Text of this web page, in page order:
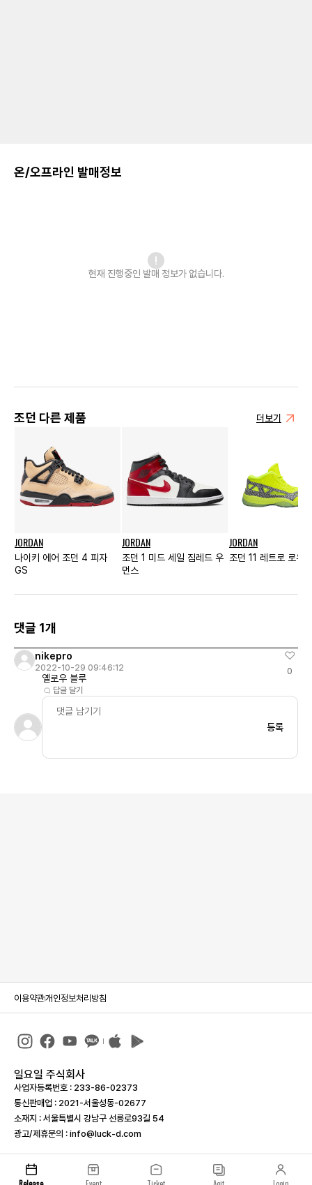
온/오프라인 발매정보
현재 진행중인 발매 정보가 없습니다.
조던 다른 제품 더보기
JORDAN
나이키 에어 조던 4 피자
GS
JORDAN
조던 1 미드 세일 짐레드 우
먼스
JORDAN
조던 11 레트로 로우
댓글 1개
nikepro
2022-10-29 09:46:12
옐로우 블루
답글 달기
0
등록
이용약관개인정보처리방침
일요일 주식회사
사업자등록번호 : 233-86-023­73
통신판매업 : 2021-서울성동-02677
소재지 : 서울특별시 강남구 선릉로93길 54
광고/제휴문의 : info@luck-d.com